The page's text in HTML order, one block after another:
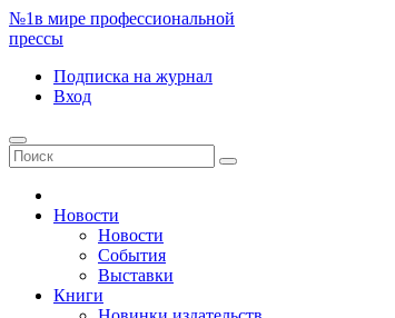
№1в мире профессиональной
прессы
Подписка на журнал
Вход
Новости
Новости
События
Выставки
Книги